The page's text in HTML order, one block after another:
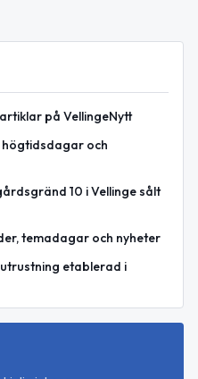
på VellingeNytt
högtidsdagar och
10 i Vellinge sålt
temadagar och nyheter
etablerad i